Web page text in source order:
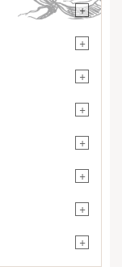
+
+
+
+
+
+
+
+